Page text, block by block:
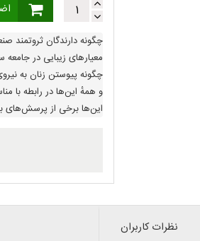
چگونه دارندگان ثروتمند صنعت مد و آرایش از
معیارهای زیبایی در جامعه سرمایه‌داران چگونه تعیین می‌گردد؛ چرا کارفرمایان، رسانه‌های گروهی، دولت، مدیران آموزشگاه‌ها، دانشگاه‌ها و کلیسا‌ها از ردهٔ پایین تا بالا، از “راز و رمز زنانه” هواداری می‌کنند و
چگونه پیوستن زنان به نیروی
و همهٔ این‌ها در رابطه با مناسبات میان سیستم سرمایه‌داری و ستم بر زنان چه می‌گویند؟
این‌ها برخی از پرسش‌های به میان آمده در گفتگویی زنده و پرشور دربارهٔ رابطهٔ بازار لوازم آرایش و مد با بهره‌کشی از زنان است. ...
نظرات کاربران